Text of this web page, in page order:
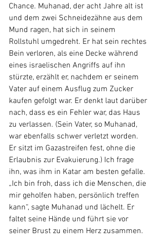
Chance. Muhanad, der acht Jahre alt ist
und dem zwei Schneidezähne aus dem
Mund ragen, hat sich in seinem
Rollstuhl umgedreht. Er hat sein rechtes
Bein verloren, als eine Decke während
eines israelischen Angriffs auf ihn
stürzte, erzählt er, nachdem er seinem
Vater auf einem Ausflug zum Zucker
kaufen gefolgt war. Er denkt laut darüber
nach, dass es ein Fehler war, das Haus
zu verlassen. (Sein Vater, so Muhanad,
war ebenfalls schwer verletzt worden.
Er sitzt im Gazastreifen fest, ohne die
Erlaubnis zur Evakuierung.) Ich frage
ihn, was ihm in Katar am besten gefalle.
„Ich bin froh, dass ich die Menschen, die
mir geholfen haben, persönlich treffen
kann“, sagte Muhanad und lächelt. Er
faltet seine Hände und führt sie vor
seiner Brust zu einem Herz zusammen.